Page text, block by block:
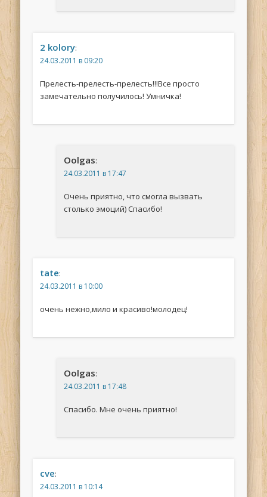
2 kolory:
24.03.2011 в 09:20
Прелесть-прелесть-прелесть!!!Все просто
замечательно получилось! Умничка!
Oolgas:
24.03.2011 в 17:47
Очень приятно, что смогла вызвать
столько эмоций) Спасибо!
tate:
24.03.2011 в 10:00
очень нежно,мило и красиво!молодец!
Oolgas:
24.03.2011 в 17:48
Спасибо. Мне очень приятно!
cve:
24.03.2011 в 10:14